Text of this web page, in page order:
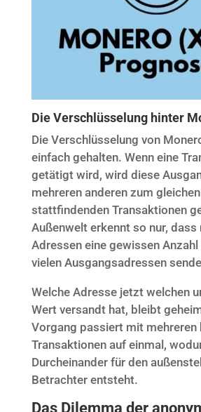
Die Verschlüsselung hinter
Die Verschlüsselung von
einfach gehalten. Wenn eine
getätigt wird, wird diese
mehreren anderen zum
stattfindenden Transaktionen
Außenwelt erkennt so nur, dass
Adressen eine gewissen
vielen Ausgangsadressen
Welche Adresse jetzt welchen
Wert versandt hat, bleibt
Vorgang passiert mit mehreren
Transaktionen auf einmal,
Durcheinander für den
Betrachter entsteht.
Das Dilemma der